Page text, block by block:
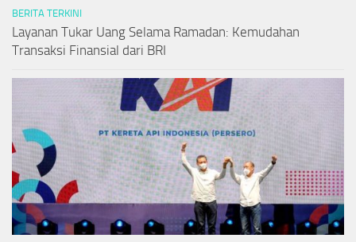
BERITA TERKINI
Layanan Tukar Uang Selama Ramadan: Kemudahan
Transaksi Finansial dari BRI